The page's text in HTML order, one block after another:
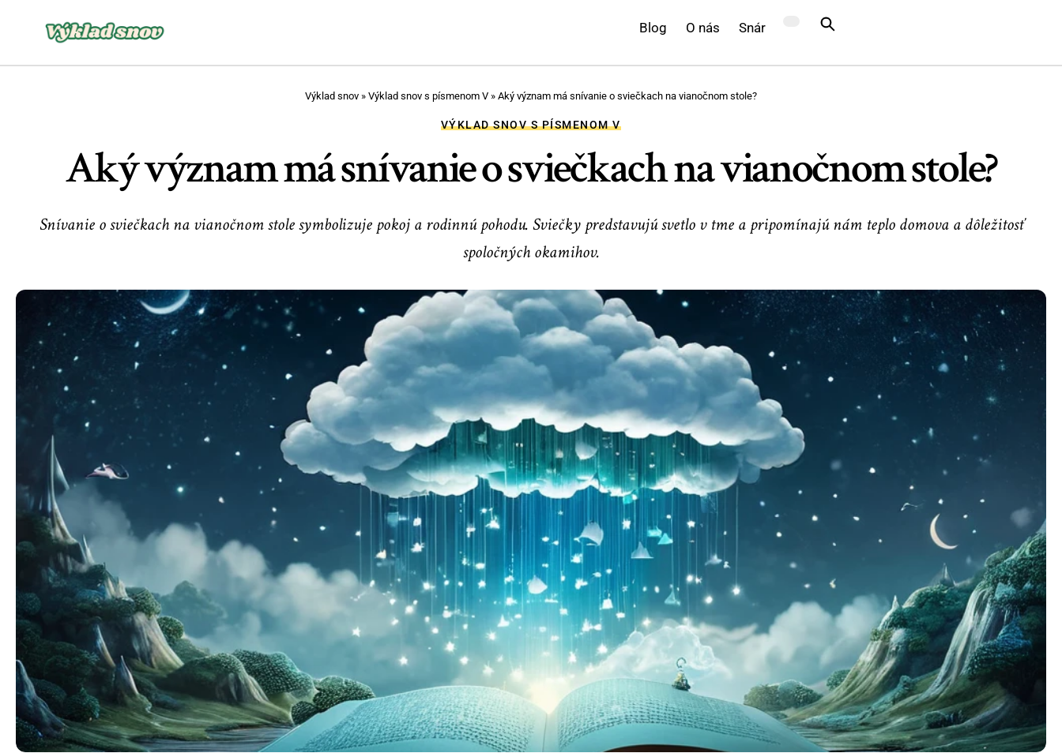
Blog O nás Snár
Výklad snov » Výklad snov s písmenom V » Aký význam má snívanie o sviečkach na vianočnom stole?
VÝKLAD SNOV S PÍSMENOM V
Aký význam má snívanie o sviečkach na vianočnom stole?
Snívanie o sviečkach na vianočnom stole symbolizuje pokoj a rodinnú pohodu. Sviečky predstavujú svetlo v tme a pripomínajú nám teplo domova a dôležitosť
spoločných okamihov.